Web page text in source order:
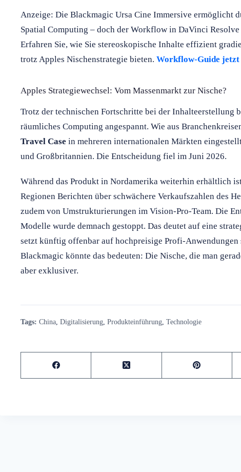
Anzeige: Die Blackmagic Ursa Cine Immersive ermöglicht
Spatial Computing – doch der Workflow in DaVinci
Erfahren Sie, wie Sie stereoskopische Inhalte effizient
trotz Apples Nischenstrategie bieten. Workflow-Guide jetzt
Apples Strategiewechsel: Vom Massenmarkt zur Nische?
Trotz der technischen Fortschritte bei der Inhalteerstellung
räumliches Computing angespannt. Wie aus
Travel Case in mehreren internationalen Märkten
und Großbritannien. Die Entscheidung fiel im Juni 2026.
Während das Produkt in Nordamerika weiterhin erhältlich
Regionen Berichten über schwächere Verkaufszahlen des
zudem von Umstrukturierungen im Vision-Pro-Team. Die
Modelle wurde demnach gestoppt. Das deutet auf eine
setzt künftig offenbar auf hochpreisige Profi-Anwendungen
Blackmagic könnte das bedeuten: Die Nische, die man
aber exklusiver.
Tags: China Digitalisierung Produkteinführung Technologie